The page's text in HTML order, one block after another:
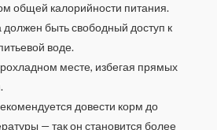
общей калорийности питания.
должен быть свободный доступ к
воде.
месте, избегая прямых
довести корм до
— так он становится более